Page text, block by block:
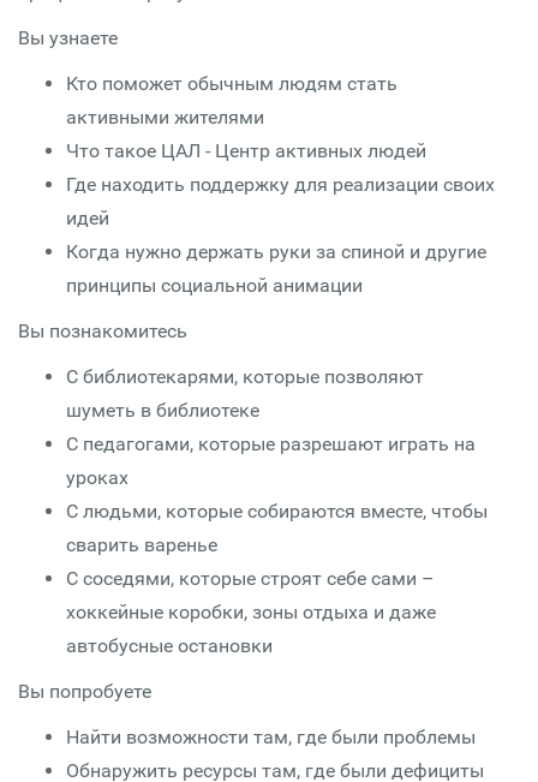
Вы узнаете
Кто поможет обычным людям стать
активными жителями
Что такое ЦАЛ - Центр активных людей
Где находить поддержку для реализации своих
идей
Когда нужно держать руки за спиной и другие
принципы социальной анимации
Вы познакомитесь
С библиотекарями, которые позволяют
шуметь в библиотеке
С педагогами, которые разрешают играть на
уроках
С людьми, которые собираются вместе, чтобы
сварить варенье
С соседями, которые строят себе сами –
хоккейные коробки, зоны отдыха и даже
автобусные остановки
Вы попробуете
Найти возможности там, где были проблемы
Обнаружить ресурсы там, где были дефициты